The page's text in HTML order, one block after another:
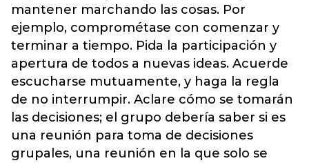
mantener marchando las cosas. Por
ejemplo, comprométase con comenzar y
terminar a tiempo. Pida la participación y
apertura de todos a nuevas ideas. Acuerde
escucharse mutuamente, y haga la regla
de no interrumpir. Aclare cómo se tomarán
las decisiones; el grupo debería saber si es
una reunión para toma de decisiones
grupales, una reunión en la que solo se